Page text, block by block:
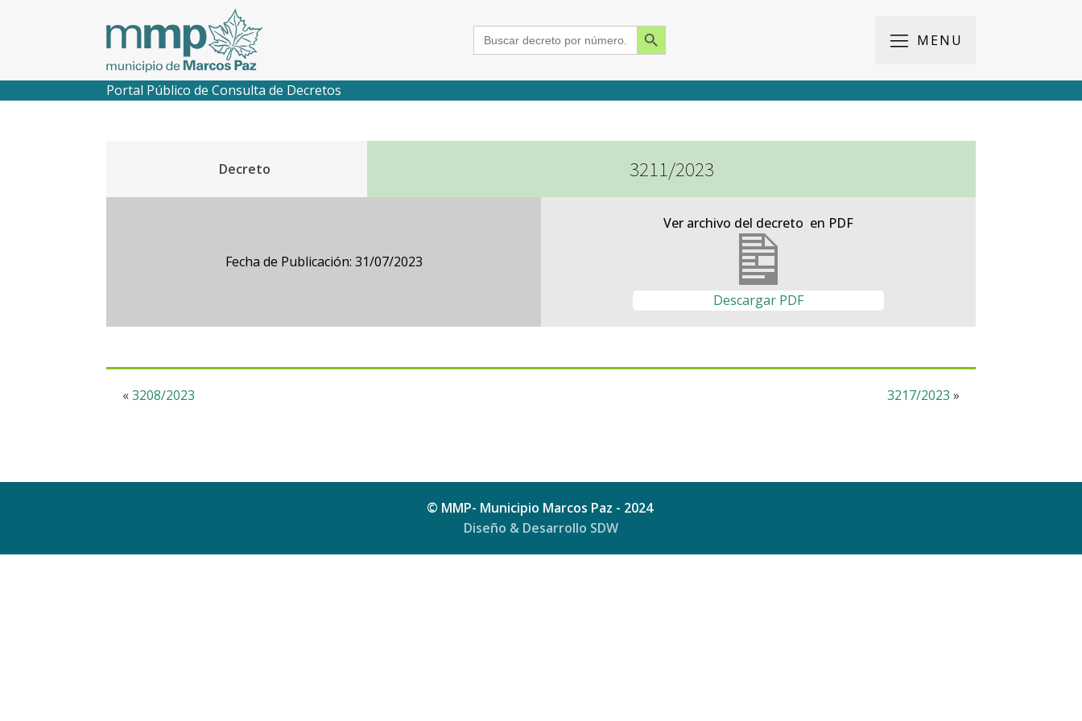
Search
for:
Search Button
MENU
2018
2017
2016
2015
Portal Público de Consulta de Decretos
Decreto 3211/2023
Fecha de Publicación: 31/07/2023
Ver archivo del decreto en PDF
Descargar PDF
«3208/2023 3217/2023 »
© MMP- Municipio Marcos Paz - 2024
Diseño & Desarrollo SDW